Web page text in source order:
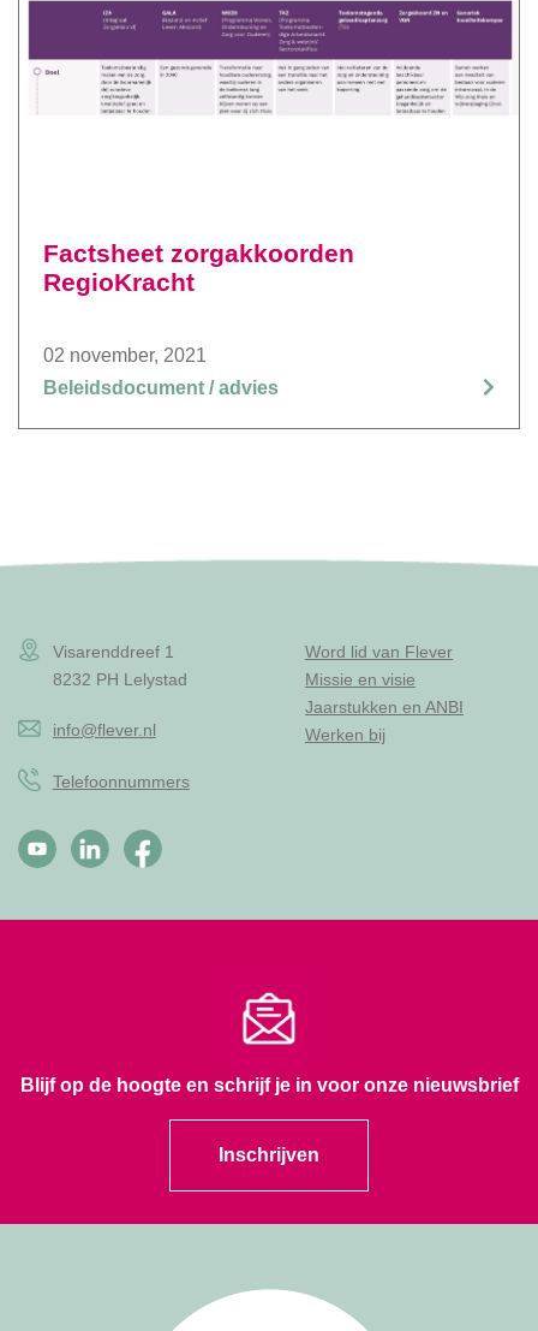
Factsheet zorgakkoorden
RegioKracht
02 november, 2021
Beleidsdocument / advies
Visarenddreef 1
8232 PH Lelystad
info@flever.nl
Telefoonnummers
Word lid van Flever
Missie en visie
Jaarstukken en ANBI
Werken bij
Blijf op de hoogte en schrijf je in voor onze nieuwsbrief
Inschrijven